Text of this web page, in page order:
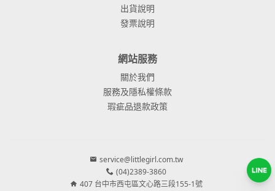
出貨說明
發票說明
網站服務
關於我們
服務及隱私權條款
瑕疵品退款政策
service@littlegirl.com.tw
(04)2389-3860
407 台中市西屯區文心路三段155-1號